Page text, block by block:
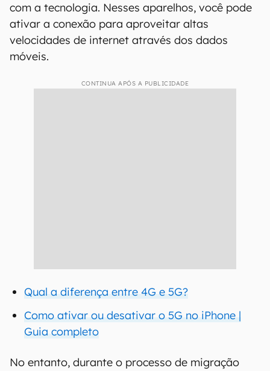
com a tecnologia. Nesses aparelhos, você pode
ativar a conexão para aproveitar altas
velocidades de internet através dos dados
móveis.
CONTINUA APÓS A PUBLICIDADE
Qual a diferença entre 4G e 5G?
Como ativar ou desativar o 5G no iPhone |
Guia completo
No entanto, durante o processo de migração